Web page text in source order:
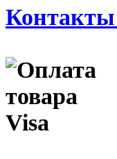
Контакты